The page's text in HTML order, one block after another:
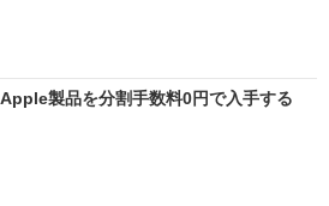
製品を分割手数料0円で入手する